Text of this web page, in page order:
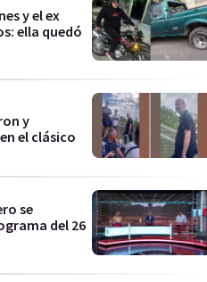
y el ex
ella quedó
y
el clásico
se
del 26